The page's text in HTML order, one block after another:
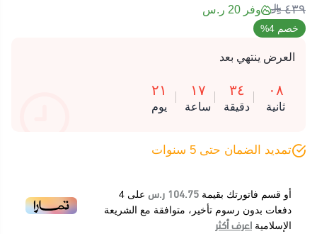
٤٣٩ وفر 20 ر.س
خصم 4%
العرض ينتهي بعد
٠٨
ثانية
٣٤
دقيقة
١٧
ساعة
٢١
يوم
تمديد الضمان حتى 5 سنوات
أو قسم فاتورتك بقيمة 104.75 ر.س على 4
دفعات بدون رسوم تأخير، متوافقة مع الشريعة
الإسلامية اعرف أكثر